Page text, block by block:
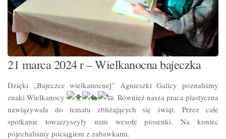
21 marca 2024 r – Wielkanocna bajeczka
Dzięki „Bajeczce wielkanocnej” Agnieszki Galicy poznaliśmy
znaki Wielkanocy
. Również nasza praca plastyczna
nawiązywała do tematu zbliżających się świąt. Przez całe
spotkanie towarzyszyły nam wesołe piosenki. Na koniec
pojechaliśmy pociągiem z zabawkami.